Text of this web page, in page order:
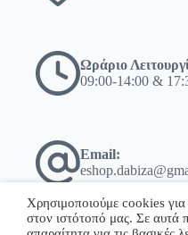
Ωράριο
09:00-14:00 &
Email:
Χρησιμοποιούμε cookies για
στον ιστότοπό μας. Σε αυτά